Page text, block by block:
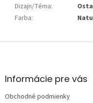
Dizajn/Téma:
Farba:
Z
äInformácie pre vás
Obchodné podmienky